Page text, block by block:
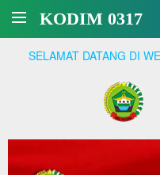
KODIM 0317
DATANG DI WEBSITE